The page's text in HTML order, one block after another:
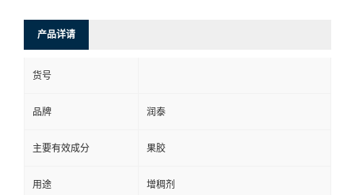
产品详请
货号
品牌 润泰
主要有效成分 果胶
用途 增稠剂